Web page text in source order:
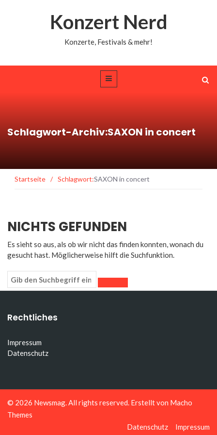
Konzert Nerd
Konzerte, Festivals & mehr!
Schlagwort-Archiv:SAXON in concert
Startseite / Schlagwort:SAXON in concert
NICHTS GEFUNDEN
Es sieht so aus, als ob wir nicht das finden konnten, wonach du
gesucht hast. Möglicherweise hilft die Suchfunktion.
Rechtliches
Impressum
Datenschutz
© 2026 Newsmag . All rights reserved. Erstellt von Macho
Themes
Datenschutz
Impressum